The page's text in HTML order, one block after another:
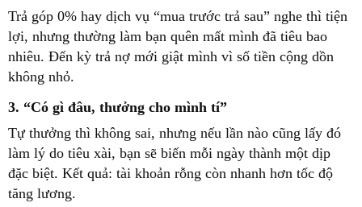
Trả góp 0% hay dịch vụ “mua trước trả sau” nghe thì tiện
lợi, nhưng thường làm bạn quên mất mình đã tiêu bao
nhiêu. Đến kỳ trả nợ mới giật mình vì số tiền cộng dồn
không nhỏ.
3. “Có gì đâu, thưởng cho mình tí”
Tự thưởng thì không sai, nhưng nếu lần nào cũng lấy đó
làm lý do tiêu xài, bạn sẽ biến mỗi ngày thành một dịp
đặc biệt. Kết quả: tài khoản rỗng còn nhanh hơn tốc độ
tăng lương.